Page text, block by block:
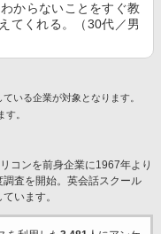
からないことをすぐ教
てくれる。（30代／男
いる企業が対象となります。
。
コンを前身企業に1967年より
査を開始。英会話スクール
います。